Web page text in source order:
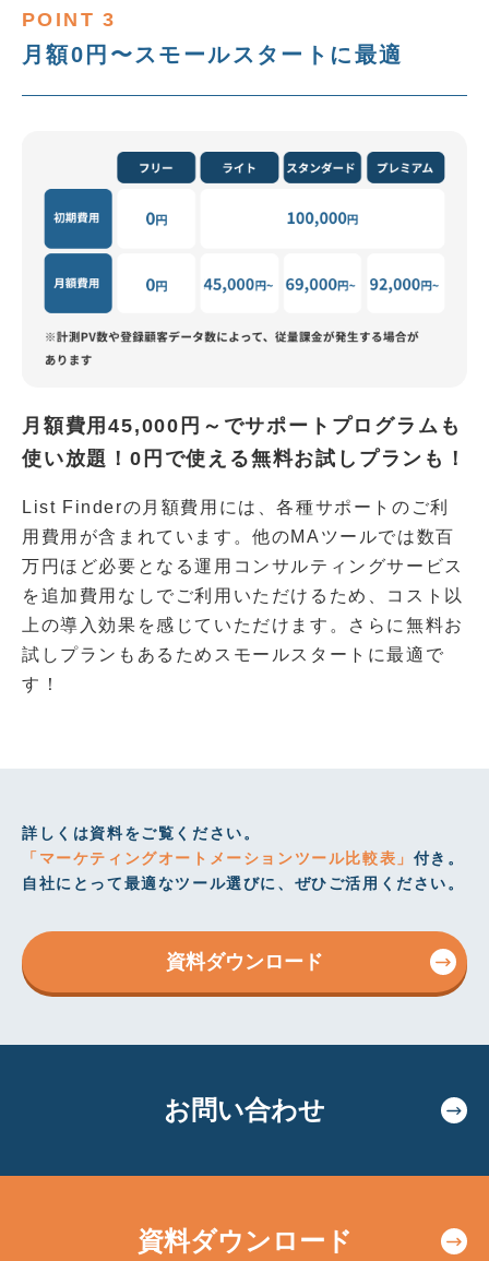
POINT 3
月額0円〜スモールスタートに最適
月額費用45,000円～でサポートプログラムも
使い放題！0円で使える無料お試しプランも！
List Finderの月額費用には、各種サポートのご利
用費用が含まれています。他のMAツールでは数百
万円ほど必要となる運用コンサルティングサービス
を追加費用なしでご利用いただけるため、コスト以
上の導入効果を感じていただけます。さらに無料お
試しプランもあるためスモールスタートに最適で
す！
詳しくは資料をご覧ください。
「マーケティングオートメーションツール比較表」 付き。
自社にとって最適なツール選びに、ぜひご活用ください。
資料ダウンロード
お問い合わせ
資料ダウンロード